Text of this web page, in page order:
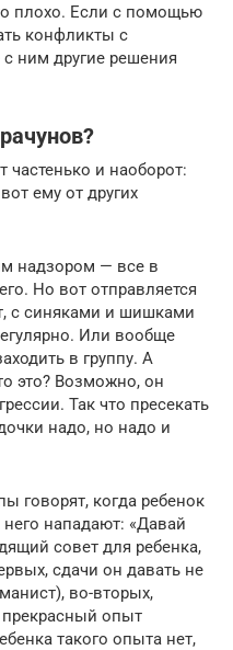
плохо. Если с помощью
конфликты с
ним другие решения
частенько и наоборот:
ему от других
надзором — все в
Но вот отправляется
с синяками и шишками
Или вообще
в группу. А
это? Возможно, он
Так что пресекать
надо, но надо и
говорят, когда ребенок
нападают: «Давай
совет для ребенка,
сдачи он давать не
во-вторых,
опыт
такого опыта нет,